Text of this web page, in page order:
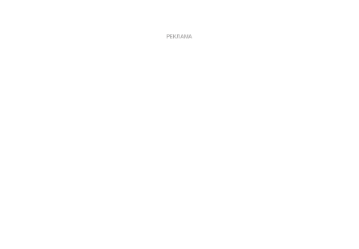
РЕКЛАМА